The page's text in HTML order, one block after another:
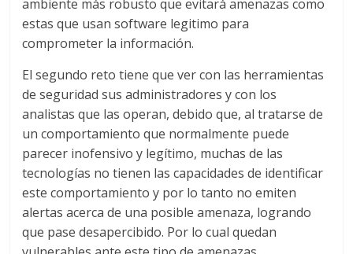
ambiente más robusto que evitará amenazas como
estas que usan software legitimo para
comprometer la información.
El segundo reto tiene que ver con las herramientas
de seguridad sus administradores y con los
analistas que las operan, debido que, al tratarse de
un comportamiento que normalmente puede
parecer inofensivo y legítimo, muchas de las
tecnologías no tienen las capacidades de identificar
este comportamiento y por lo tanto no emiten
alertas acerca de una posible amenaza, logrando
que pase desapercibido. Por lo cual quedan